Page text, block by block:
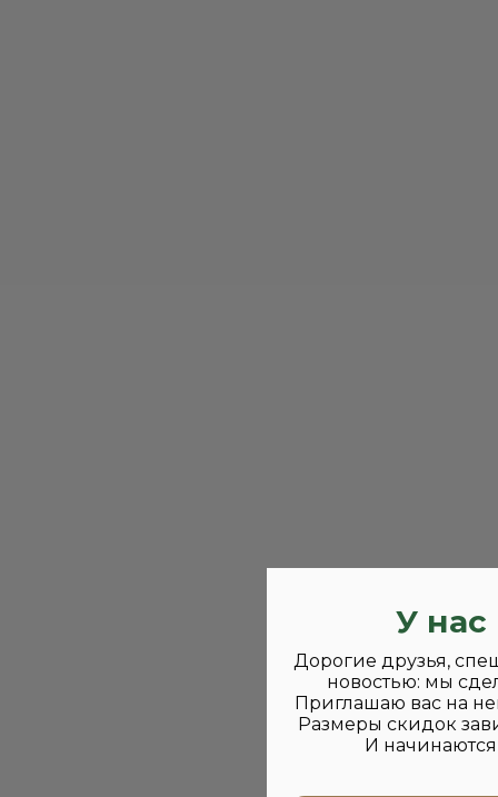
У нас
Дорогие друзья,
новостью: мы
Приглашаю вас на
Размеры скидок
И начинаются